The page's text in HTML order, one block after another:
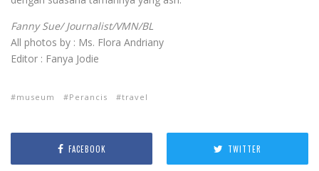
Fanny Sue/ Journalist/VMN/BL
All photos by : Ms. Flora Andriany
Editor : Fanya Jodie
museum Perancis travel
FACEBOOK TWITTER